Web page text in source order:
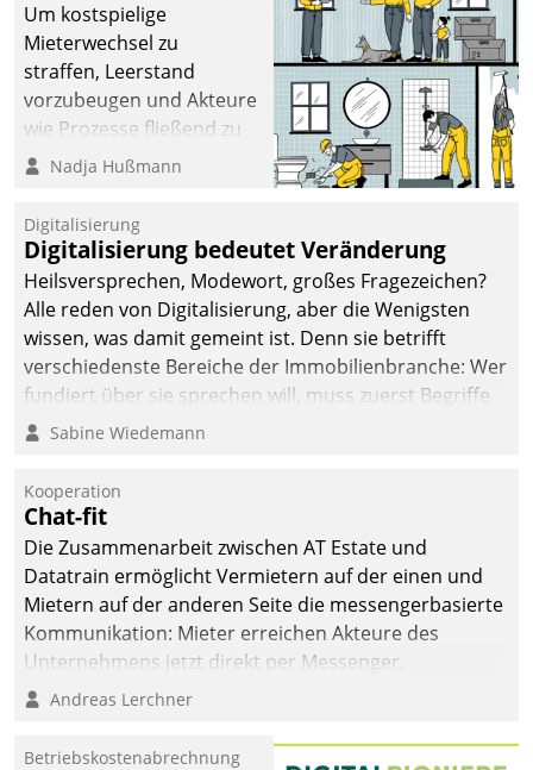
Um kostspielige
Mieterwechsel zu
straffen, Leerstand
vorzubeugen und Akteure
wie Prozesse fließend zu
vernetzen, nutzt die
Jahresbeginn eine
Überblick, Einsicht und
Eingriff bietende Lösung.
Zur Entwicklung setzte
man auf
Cloudtechnologie,
bewährte und Startup-
agile Projektmethoden.
Nadja Hußmann
Digitalisierung
Digitalisierung bedeutet Veränderung
Heilsversprechen, Modewort, großes Fragezeichen?
Alle reden von Digitalisierung, aber die Wenigsten
wissen, was damit gemeint ist. Denn sie betrifft
verschiedenste Bereiche der Immobilienbranche: Wer
fundiert über sie sprechen will, muss zuerst Begriffe
klären. Ein Aspekt ist die betriebliche Optimierung:
Einsparungen durch optimierte und automatisierte
Prozesse. Doch man darf nicht zu viel erwarten: Allein
mit der Einführung einer neuen Software ist es nicht
getan. Die Digitalisierung erfordert von Unternehmen
die Bereitschaft, sich zu überprüfen, zu hinterfragen
und zu verändern.
Sabine Wiedemann
Kooperation
Chat-fit
Die Zusammenarbeit zwischen AT Estate und
Datatrain ermöglicht Vermietern auf der einen und
Mietern auf der anderen Seite die messengerbasierte
Kommunikation: Mieter erreichen Akteure des
Unternehmens jetzt direkt per Messenger,
Mitarbeiter oder Dienstleister empfangen oder
Andreas Lerchner
Betriebskostenabrechnung